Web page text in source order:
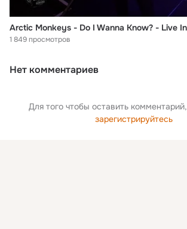
1 849 просмотров
Нет комментариев
Для того чтобы оставить комментарий,
зарегистрируйтесь